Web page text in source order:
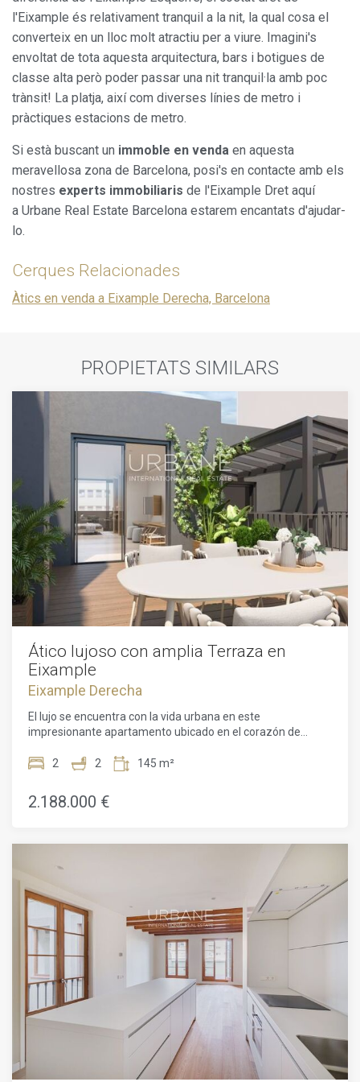
l'Eixample és relativament tranquil a la nit, la qual cosa el
converteix en un lloc molt atractiu per a viure. Imagini's
envoltat de tota aquesta arquitectura, bars i botigues de
classe alta però poder passar una nit tranquil·la amb poc
trànsit! La platja, així com diverses línies de metro i
pràctiques estacions de metro.
Si està buscant un immoble en venda en aquesta
meravellosa zona de Barcelona, posi's en contacte amb els
nostres experts immobiliaris de l'Eixample Dret aquí
a Urbane Real Estate Barcelona estarem encantats d'ajudar-
lo.
Cerques Relacionades
Àtics en venda a Eixample Derecha, Barcelona
PROPIETATS SIMILARS
Ático lujoso con amplia Terraza en
Eixample
Eixample Derecha
El lujo se encuentra con la vida urbana en este
impresionante apartamento ubicado en el corazón de
cuadrados, esta obra maestra contemporánea ofrece la
destacado de esta residencia es la amplia terraza de 67,56
metros cuadrados, donde puedes disfrutar de
sea para entretener al aire libre o relajarte en paz, esta
terraza lo tiene todo. Al entrar, descubrirás dos amplios
dormitorios, cada uno con su propio baño privado,
brindando un amplio espacio y privacidad para familias o
parejas. Los baños modernos y elegantes están acabados
con los más altos estándares, mostrando accesorios y
detalles impecables. La cocina totalmente equipada cuenta
con electrodomésticos modernos, creando un espacio ideal
para entusiastas culinarios que deseen preparar deliciosas
comidas y entretener a sus invitados. Amplio espacio de
almacenamiento y una distribución práctica aseguran un
área de trabajo funcional y eficiente para los chefs
aspirantes. La comodidad y el confort son características
clave de este apartamento, que incluye un ascensor para
2 2 145 m²
2.188.000 €